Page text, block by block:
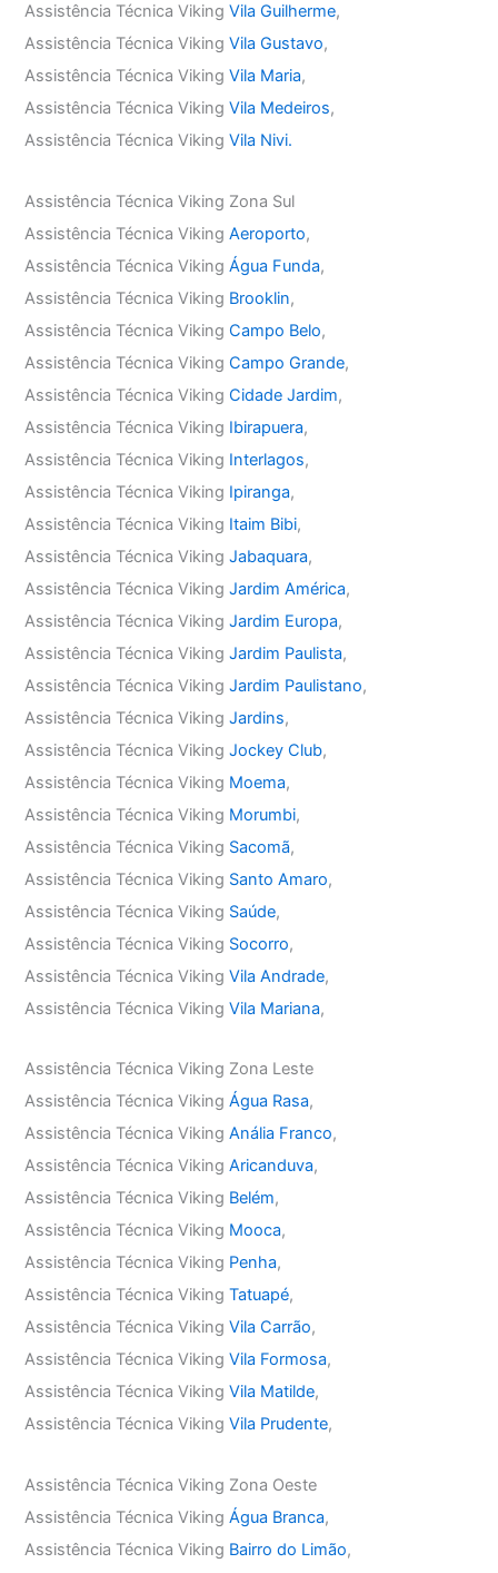
Assistência Técnica VikingVila Guilherme,
Assistência Técnica VikingVila Gustavo,
Assistência Técnica VikingVila Maria,
Assistência Técnica VikingVila Medeiros,
Assistência Técnica VikingVila Nivi.
Assistência Técnica Viking Zona Sul
Assistência Técnica VikingAeroporto,
Assistência Técnica VikingÁgua Funda,
Assistência Técnica Viking Brooklin,
Assistência Técnica VikingCampo Belo,
Assistência Técnica VikingCampo Grande,
Assistência Técnica VikingCidade Jardim,
Assistência Técnica Viking Ibirapuera,
Assistência Técnica Viking Interlagos,
Assistência Técnica Viking Ipiranga,
Assistência Técnica Viking Itaim Bibi,
Assistência Técnica VikingJabaquara,
Assistência Técnica VikingJardim América,
Assistência Técnica VikingJardim Europa,
Assistência Técnica VikingJardim Paulista,
Assistência Técnica VikingJardim Paulistano,
Assistência Técnica VikingJardins,
Assistência Técnica VikingJockey Club,
Assistência Técnica Viking Moema,
Assistência Técnica Viking Morumbi,
Assistência Técnica Viking Sacomã,
Assistência Técnica Viking Santo Amaro,
Assistência Técnica Viking Saúde,
Assistência Técnica Viking Socorro,
Assistência Técnica VikingVila Andrade,
Assistência Técnica VikingVila Mariana,
Assistência Técnica Viking Zona Leste
Assistência Técnica VikingÁgua Rasa,
Assistência Técnica VikingAnália Franco,
Assistência Técnica VikingAricanduva,
Assistência Técnica Viking Belém,
Assistência Técnica Viking Mooca,
Assistência Técnica Viking Penha,
Assistência Técnica VikingTatuapé,
Assistência Técnica VikingVila Carrão,
Assistência Técnica VikingVila Formosa,
Assistência Técnica VikingVila Matilde,
Assistência Técnica VikingVila Prudente,
Assistência Técnica Viking Zona Oeste
Assistência Técnica VikingÁgua Branca,
Assistência Técnica Viking Bairro do Limão,